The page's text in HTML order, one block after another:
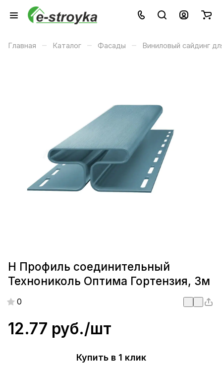
Главная – Каталог – Фасады – Виниловый сайдинг
H Профиль соединительный
Технониколь Оптима Гортензия, 3м
0
12.77 руб./шт
Купить в 1 клик